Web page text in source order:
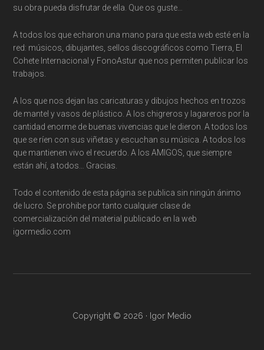
su obra pueda disfrutar de ella. Que os guste…
A todos los que echaron una mano para que esta web esté en la
red: músicos, dibujantes, sellos discográficos como Tierra, El
Cohete Internacional y FonoAstur que nos permiten publicar los
trabajos.
A los que nos dejan las caricaturas y dibujos hechos en trozos
de mantel y vasos de plástico. A los chigreros y lagareros por la
cantidad enorme de buenas vivencias que le dieron. A todos los
que se ríen con sus viñetas y escuchan su música. A todos los
que mantienen vivo el recuerdo. A los AMIGOS, que siempre
están ahí, a todos… Gracias.
Todo el contenido de esta página se publica sin ningún ánimo
de lucro. Se prohibe por tanto cualquier clase de
comercialización del material publicado en la web
igormedio.com
Copyright © 2026 · Igor Medio